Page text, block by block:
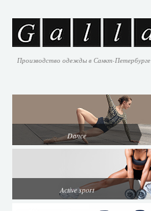
Производство одежды в Санкт-Петербурге
Dance
Active sport